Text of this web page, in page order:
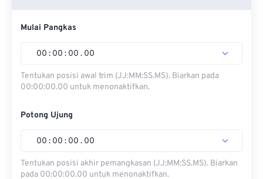
Mulai Pangkas
00 : 00 : 00 . 00
Tentukan posisi awal trim (JJ:MM:SS.MS). Biarkan pada
00:00:00.00 untuk menonaktifkan.
Potong Ujung
00 : 00 : 00 . 00
Tentukan posisi akhir pemangkasan (JJ:MM:SS.MS). Biarkan
pada 00:00:00.00 untuk menonaktifkan.